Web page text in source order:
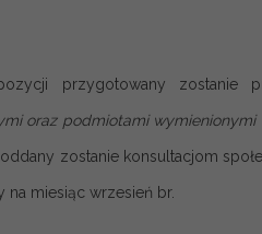
przygotowany zostanie
oraz podmiotami
zostanie konsultacjom
na miesiąc wrzesień br.